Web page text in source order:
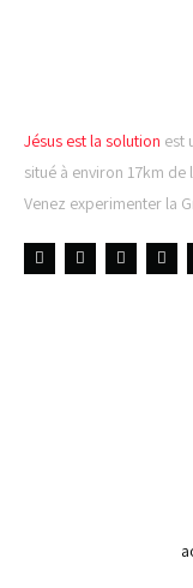
Jésus est la solution est
situé à environ 17km
Venez experimenter la